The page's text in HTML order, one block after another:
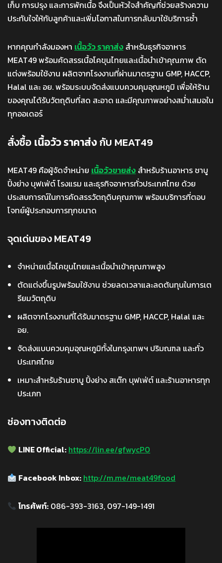
เก็บ การปรุง และการพักเนื้อ จึงเป็นหัวใจสำคัญที่ช่วยสร้างความ
ประทับใจให้กับลูกค้าและเพิ่มโอกาสในการกลับมาใช้บริการซ้ำ
หากคุณกำลังมองหา เนื้อวัว ราคาส่ง สำหรับธุรกิจอาหาร
MEAT49 พร้อมคัดสรรเนื้อโคขุนไทยและเนื้อนำเข้าคุณภาพ ตัด
แต่งพร้อมใช้งาน ผลิตจากโรงงานที่ผ่านมาตรฐาน GMP, HACCP,
Halal และ อย. พร้อมระบบจัดส่งแบบควบคุมอุณหภูมิ เพื่อให้ร้าน
ของคุณได้รับวัตถุดิบที่สด สะอาด และมีคุณภาพอย่างสม่ำเสมอใน
ทุกออเดอร์
สั่งซื้อ เนื้อวัว ราคาส่งกับ MEAT49
MEAT49 คือผู้จัดจำหน่าย เนื้อวัวขายส่ง สำหรับร้านอาหาร ชาบู
ปิ้งย่าง บุฟเฟ่ต์ โรงแรม และธุรกิจอาหารทั่วประเทศไทย ด้วย
ประสบการณ์ในการคัดสรรวัตถุดิบคุณภาพ พร้อมบริการที่ตอบ
โจทย์ผู้ประกอบการทุกขนาด
จุดเด่นของ MEAT49
จำหน่ายเนื้อโคขุนไทยและเนื้อนำเข้าคุณภาพสูง
ตัดแต่งขึ้นรูปพร้อมใช้งาน ช่วยลดเวลาและลดต้นทุนในการเต
รียมวัตถุดิบ
ผลิตจากโรงงานที่ได้รับมาตรฐาน GMP, HACCP, Halal และ
อย.
จัดส่งแบบควบคุมอุณหภูมิทั้งในกรุงเทพฯ ปริมณฑล และทั่ว
ประเทศไทย
เหมาะสำหรับร้านชาบู ปิ้งย่าง สเต๊ก บุฟเฟ่ต์ และร้านอาหารทุก
ประเภท
ช่องทางติดต่อ
LINE Official: https://lin.ee/gfwycP0
Facebook Inbox: http://m.me/meat49food
โทรศัพท์: 086-393-3163, 097-149-1491